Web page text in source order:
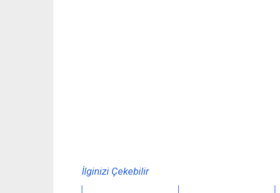
İlginizi Çekebilir